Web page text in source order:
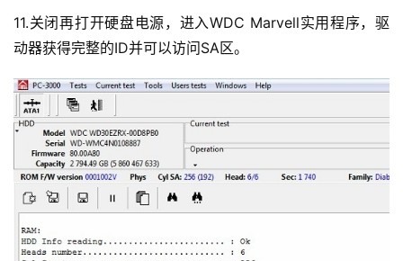
11.关闭再打开硬盘电源，进入WDC Marvell实用程序，驱
动器获得完整的ID并可以访问SA区。